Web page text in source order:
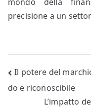
precisione a un
articoli
Il potere del
do e riconoscibile
L’impatto